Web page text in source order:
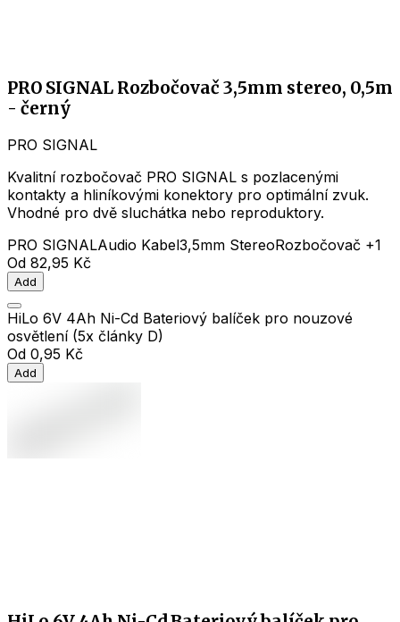
PRO SIGNAL Rozbočovač 3,5mm stereo, 0,5m
- černý
PRO SIGNAL
Kvalitní rozbočovač PRO SIGNAL s pozlacenými
kontakty a hliníkovými konektory pro optimální zvuk.
Vhodné pro dvě sluchátka nebo reproduktory.
PRO SIGNALAudio Kabel3,5mm StereoRozbočovač +1
Od 82,95 Kč
Add
HiLo 6V 4Ah Ni-Cd Bateriový balíček pro nouzové
osvětlení (5x články D)
Od 0,95 Kč
Add